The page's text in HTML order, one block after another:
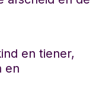
en tiener,
en